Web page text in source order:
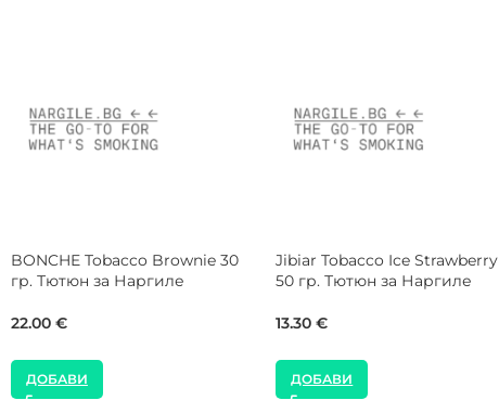
BONCHE Tobacco Prunes 30 гр.
Тютюн за Наргиле
22.00 €
ДОБАВИ
BONCHE Tobacco Prunes 120
гр. Тютюн за Наргиле
77.00€
ДОБАВИ